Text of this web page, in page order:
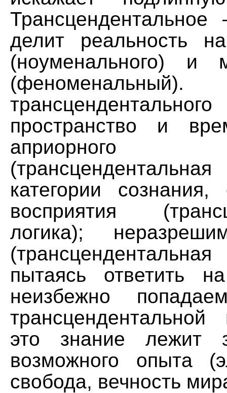
делит реальность
(ноуменального)
пространство и
априорного
категории
восприятия
логика);
пытаясь ответить
неизбежно
это знание лежит
возможного опыта
свобода, вечность